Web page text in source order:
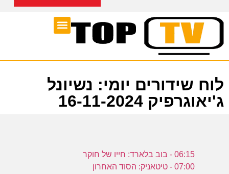
לוח שידורים יומי: נשיונל
ג'יאוגרפיק 16-11-2024
06:15 - בוב בלארד: חייו של חוקר
07:00 - טיטאניק: הסוד האחרון